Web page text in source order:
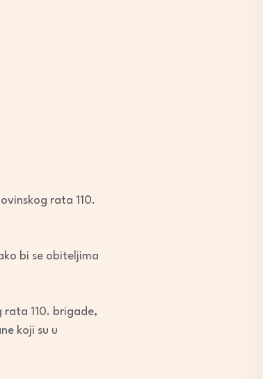
rata 110.
bi se obiteljima
rata 110. brigade,
koji su u